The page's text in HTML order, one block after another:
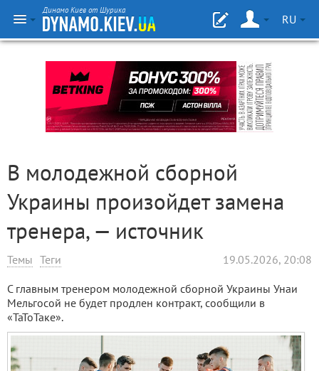
Динамо Киев от Шурика
RU
В молодежной сборной
Украины произойдет замена
тренера, — источник
Темы Теги 19.05.2026, 20:08
С главным тренером молодежной сборной Украины Унаи
Мельгосой не будет продлен контракт, сообщили в
«ТаТоТаке».